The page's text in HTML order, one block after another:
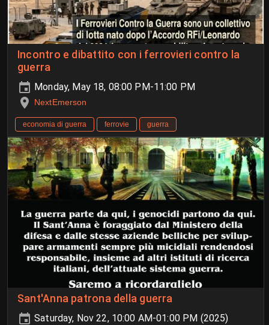
Incontro e dibattito con i ferrovieri contro la
guerra
Monday, May 18, 08:00 PM-11:00 PM
NextEmerson
economia di guerra ferrovie guerra
Sant'Anna patrona della guerra
Saturday, Nov 22, 10:00 AM-01:00 PM (2025)